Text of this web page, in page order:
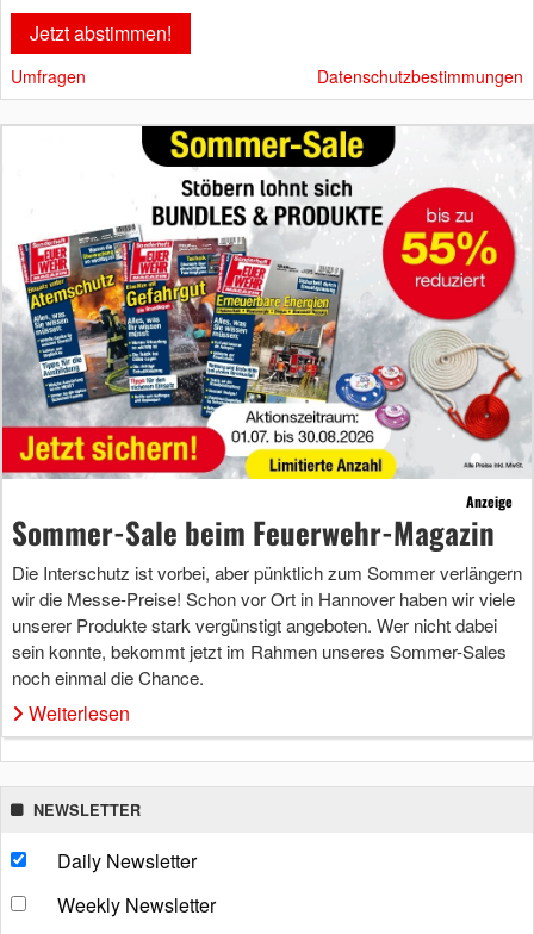
Umfragen Datenschutzbestimmungen
Anzeige
Sommer-Sale beim Feuerwehr-Magazin
Die Interschutz ist vorbei, aber pünktlich zum Sommer verlängern
wir die Messe-Preise! Schon vor Ort in Hannover haben wir viele
unserer Produkte stark vergünstigt angeboten. Wer nicht dabei
sein konnte, bekommt jetzt im Rahmen unseres Sommer-Sales
noch einmal die Chance.
Weiterlesen
NEWSLETTER
Daily Newsletter
Weekly Newsletter